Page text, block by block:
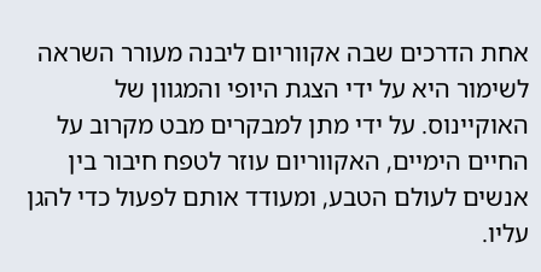
אחת הדרכים שבה אקווריום ליבנה מעורר השראה
לשימור היא על ידי הצגת היופי והמגוון של
האוקיינוס. על ידי מתן למבקרים מבט מקרוב על
החיים הימיים, האקווריום עוזר לטפח חיבור בין
אנשים לעולם הטבע, ומעודד אותם לפעול כדי להגן
עליו.